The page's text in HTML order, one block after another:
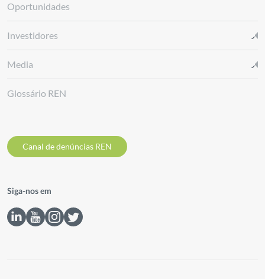
Oportunidades
Investidores
Media
Glossário REN
Canal de denúncias REN
Siga-nos em